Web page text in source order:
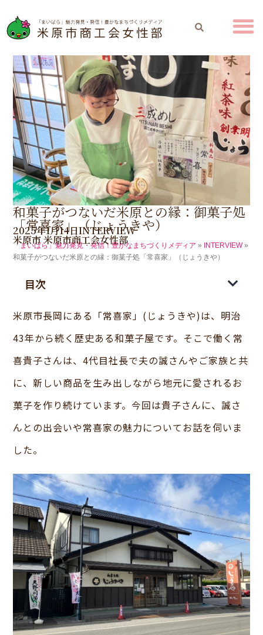
和菓子がつないだ米原との縁：御菓子処
「常喜家」（じょうきや）
2025年1月14日INTERVIEW
米原市米原市商工会女性部
「まいばら」魅力発見・発信！豊かなまちづくりメディア » INTERVIEW »
和菓子がつないだ米原との縁：御菓子処「常喜家」（じょうきや）
目次
米原市長岡にある「常喜家」(じょうきや)は、明治
43年から続く歴史ある和菓子屋です。そこで働く常
喜貴子さんは、4代目社長で夫の誠さんやご家族と共
に、新しい商品を生み出しながら地元に愛されるお
菓子を作り続けています。今回は貴子さんに、誠さ
んとの出会いや常喜家の魅力についてお話を伺いま
した。